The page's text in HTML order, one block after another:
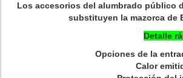
Los accesorios del alumbrado público
substituyen la mazorca de
Detalle
Opciones de la
Calor